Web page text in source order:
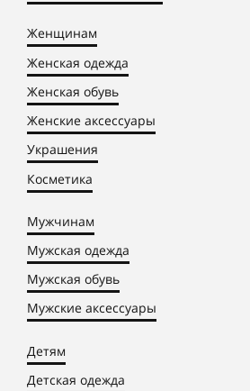
Женщинам
Женская одежда
Женская обувь
Женские аксессуары
Украшения
Косметика
Мужчинам
Мужская одежда
Мужская обувь
Мужские аксессуары
Детям
Детская одежда